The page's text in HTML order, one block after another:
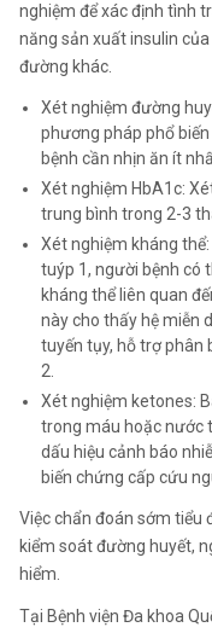
nghiệm để xác định tình
năng sản xuất insulin
đường khác.
Xét nghiệm đường
phương pháp phổ
bệnh cần nhịn ăn ít
Xét nghiệm HbA1c:
trung bình trong 2-3
Xét nghiệm kháng
tuýp 1, người bệnh có
kháng thể liên quan
này cho thấy hệ miễn
tuyến tụy, hỗ trợ phân
2.
Xét nghiệm ketones:
trong máu hoặc nước
dấu hiệu cảnh báo
biến chứng cấp cứu
Việc chẩn đoán sớm tiểu
kiểm soát đường huyết,
hiểm.
Tại Bệnh viện Đa khoa